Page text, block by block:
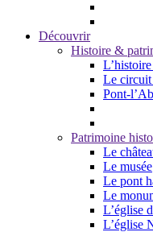
Découvrir
Histoire &
Le circuit
Pont-
Patrimoine
Le
Le musée
Le pont
Le
L’église
L’église